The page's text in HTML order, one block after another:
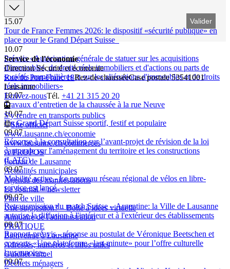
15.07
Tour de France Femmes 2026: le dispositif «sécurité publique» en
place pour le Grand Départ Suisse
10.07
Préavis «Autorisation générale de statuer sur les acquisitions
d'immeubles, de droits réels immobiliers et d'actions ou parts de
sociétés immobilières et sur les aliénations d'immeubles et de droits
réels immobiliers»
10.07
Travaux d’entretien de la chaussée à la rue Neuve
10.07
Un Grand Départ Suisse sportif, festif et populaire
09.07
Réponse à la consultation sur l’avant-projet de révision de la loi
cantonale sur l'aménagement du territoire et les constructions
(LATC)
09.07
Mobilité active - Le nouveau réseau régional de vélos en libre-
service est lancé
09.07
Retransmission du match Suisse – Argentine: la Ville de Lausanne
autorise la diffusion à l'intérieur et à l'extérieur des établissements
09.07
Rapport-préavis - réponse au postulat de Véronique Beetschen et
consorts «Une plateforme «last minute» pour l’offre culturelle
lausannoise»
09.07
Service de l'économie
Direction Sécurité et économie
Rue du Port-Franc 18Rez-de-chausséeCase postale 53541001
Lausanne
Ecrivez-nousTél. +41 21 315 20 20
S'y rendre en transports publics
Site officiel
www.lausanne.ch/economie
www.lausanne.ch/commerces
À PROPOS
Portrait de Lausanne
Actualités municipales
Agenda des manifestations
Le Journal + newsletter
Plan de ville
Une suggestion? – Boîte à idées virtuelle
Annuaire de l'administration
PRATIQUE
Bienvenue à Lausanne
Adresses, numéros et infos utiles
Guichet virtuel
Déchets ménagers